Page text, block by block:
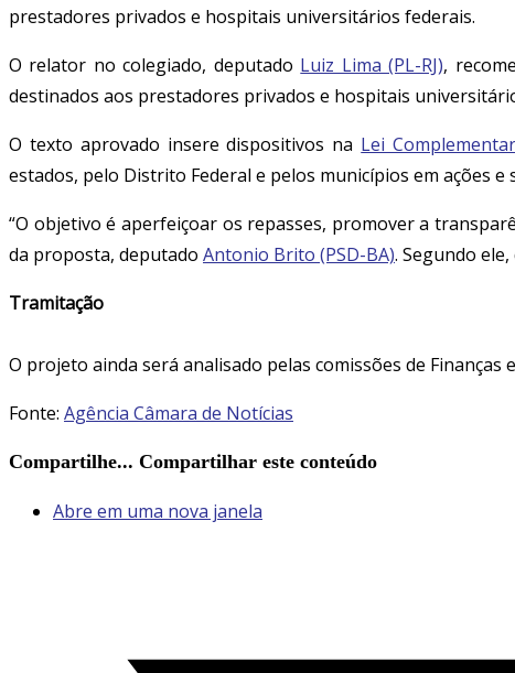
prestadores privados e hospitais universitários federais.
O relator no colegiado, deputado Luiz Lima (PL-RJ),
destinados aos prestadores privados e hospitais
O texto aprovado insere dispositivos na Lei
estados, pelo Distrito Federal e pelos municípios em ações e
“O objetivo é aperfeiçoar os repasses, promover a
da proposta, deputado Antonio Brito (PSD-BA). Segundo
Tramitação
O projeto ainda será analisado pelas comissões de
Fonte: Agência Câmara de Notícias
Compartilhe... Compartilhar este conteúdo
Abre em uma nova janela